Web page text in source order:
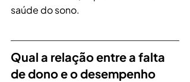
saúde do sono.
Qual a relação entre a falta
de dono e o desempenho